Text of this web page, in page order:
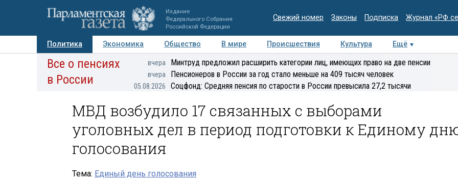
Издание
Федерального Собрания
Российской Федерации
Свежий номер Законы Подписка Журнал «РФ
Политика Экономика Общество В мире Происшествия Культура
Ещё
Авторы Персоны Мнения Регионы Медиацентр Интервью Колумнисты
Все о пенсиях
в России
вчера Минтруд предложил расширить категории лиц, имеющих право на две пенсии
вчера Пенсионеров в России за год стало меньше на 409 тысяч человек
05.08.2026 Соцфонд: Средняя пенсия по старости в России превысила 27,2 тысячи
МВД возбудило 17 связанных с выборами
уголовных дел в период подготовки к Единому
голосования
Тема: Единый день голосования